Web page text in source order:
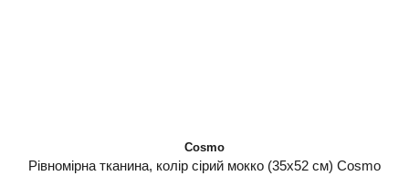
Cosmo
Рівномірна тканина, колір сірий мокко (35х52 см) Cosmo